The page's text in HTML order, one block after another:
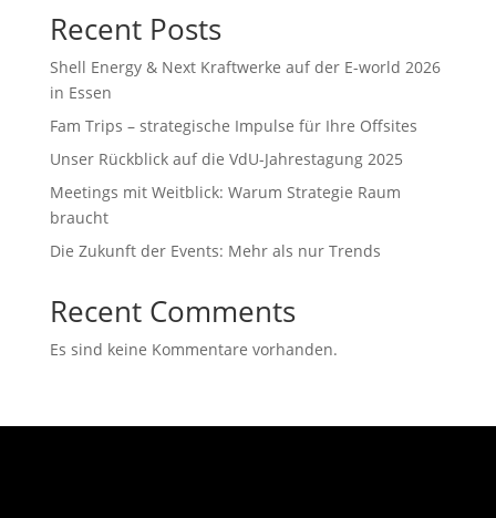
Recent Posts
Shell Energy & Next Kraftwerke auf der E-world 2026
in Essen
Fam Trips – strategische Impulse für Ihre Offsites
Unser Rückblick auf die VdU-Jahrestagung 2025
Meetings mit Weitblick: Warum Strategie Raum
braucht
Die Zukunft der Events: Mehr als nur Trends
Recent Comments
Es sind keine Kommentare vorhanden.